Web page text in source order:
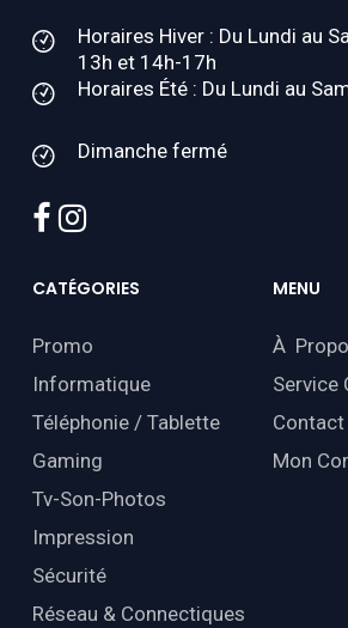
Horaires Hiver : Du Lundi au
13h et 14h-17h
Horaires Été : Du Lundi au
Dimanche fermé
facebook
instagram
CATÉGORIES
Promo
Informatique
Téléphonie / Tablette
Gaming
Tv-Son-Photos
Impression
Sécurité
Réseau & Connectiques
MENU
À
Service
Contact
Mon